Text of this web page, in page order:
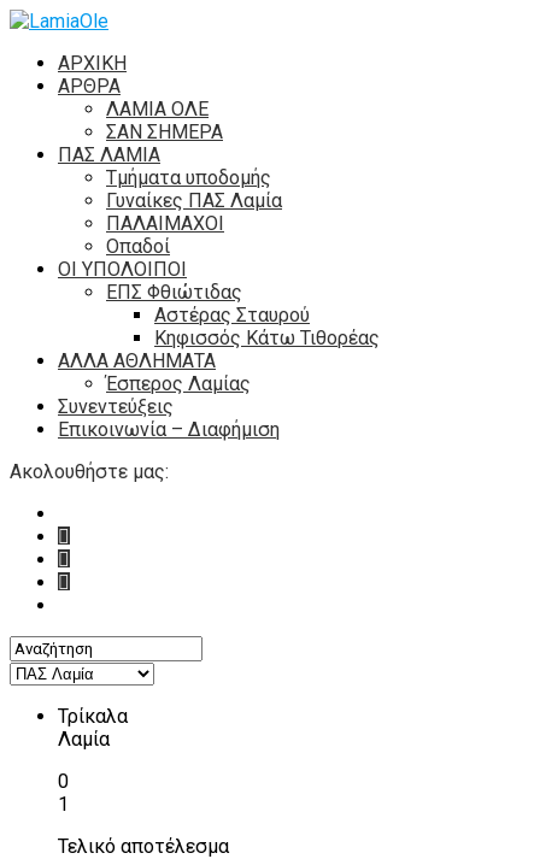
ΑΡΧΙΚΗ
ΑΡΘΡΑ
ΛΑΜΙΑ ΟΛΕ
ΣΑΝ ΣΗΜΕΡΑ
ΠΑΣ ΛΑΜΙΑ
Τμήματα υποδομής
Γυναίκες ΠΑΣ Λαμία
ΠΑΛΑΙΜΑΧΟΙ
Οπαδοί
ΟΙ ΥΠΟΛΟΙΠΟΙ
ΕΠΣ Φθιώτιδας
Αστέρας Σταυρού
Κηφισσός Κάτω Τιθορέας
ΑΛΛΑ ΑΘΛΗΜΑΤΑ
Έσπερος Λαμίας
Συνεντεύξεις
Επικοινωνία – Διαφήμιση
Ακολουθήστε μας:
Τρίκαλα
Λαμία
0
1
Τελικό αποτέλεσμα